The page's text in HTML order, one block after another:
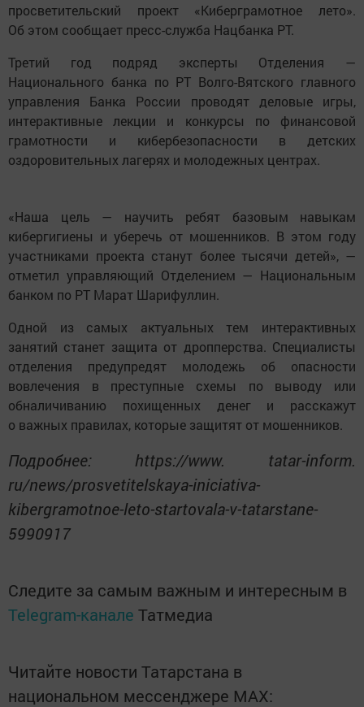
просветительский проект «Киберграмотное лето».
Об этом сообщает пресс-служба Нацбанка РТ.
Третий год подряд эксперты Отделения —
Национального банка по РТ Волго-Вятского главного
управления Банка России проводят деловые игры,
интерактивные лекции и конкурсы по финансовой
грамотности и кибербезопасности в детских
оздоровительных лагерях и молодежных центрах.
«Наша цель — научить ребят базовым навыкам
кибергигиены и уберечь от мошенников. В этом году
участниками проекта станут более тысячи детей», —
отметил управляющий Отделением — Национальным
банком по РТ Марат Шарифуллин.
Одной из самых актуальных тем интерактивных
занятий станет защита от дропперства. Специалисты
отделения предупредят молодежь об опасности
вовлечения в преступные схемы по выводу или
обналичиванию похищенных денег и расскажут
о важных правилах, которые защитят от мошенников.
Подробнее: https://www. tatar-inform.
ru/news/prosvetitelskaya-iniciativa-
kibergramotnoe-leto-startovala-v-tatarstane-
5990917
Следите за самым важным и интересным в
Telegram-канале Татмедиа
Читайте новости Татарстана в
национальном мессенджере MАХ: